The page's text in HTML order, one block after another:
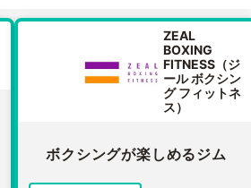
ZEAL
BOXING
FITNESS（ジ
ール ボクシン
グ フィットネ
ス）
ボクシングが楽しめるジム